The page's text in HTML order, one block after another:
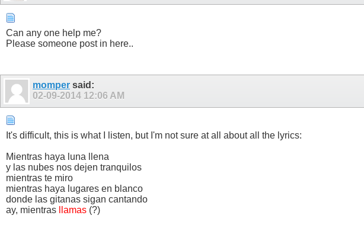
Can any one help me?
Please someone post in here..
momper said:
02-09-2014 12:06 AM
It's difficult, this is what I listen, but I'm not sure at all about all the lyrics:
Mientras haya luna llena
y las nubes nos dejen tranquilos
mientras te miro
mientras haya lugares en blanco
donde las gitanas sigan cantando
ay, mientras
llamas (?)